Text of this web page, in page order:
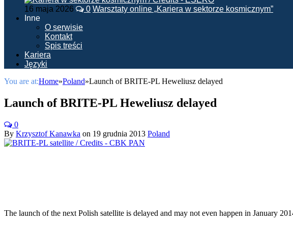
16 maja 2026 0 Warsztaty online „Kariera w sektorze kosmicznym”
Inne
O serwisie
Kontakt
Spis treści
Kariera
Języki
You are at:Home»Poland»Launch of BRITE-PL Heweliusz delayed
Launch of BRITE-PL Heweliusz delayed
0
By Krzysztof Kanawka on 19 grudnia 2013 Poland
The launch of the next Polish satellite is delayed and may not even happen in January